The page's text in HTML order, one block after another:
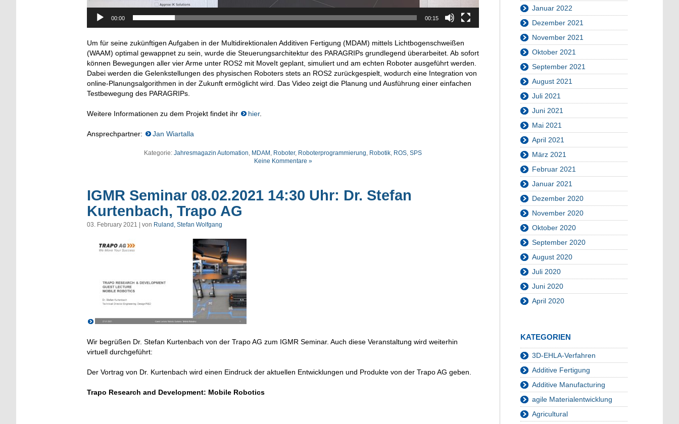
00:00 00:15
Um für seine zukünftigen Aufgaben in der Multidirektionalen Additiven Fertigung (MDAM) mittels Lichtbogenschweißen
(WAAM) optimal gewappnet zu sein, wurde die Steuerungsarchitektur des PARAGRIPs grundlegend überarbeitet. Ab sofort
können Bewegungen aller vier Arme unter ROS2 mit MoveIt geplant, simuliert und am echten Roboter ausgeführt werden.
Dabei werden die Gelenkstellungen des physischen Roboters stets an ROS2 zurückgespielt, wodurch eine Integration von
online-Planungsalgorithmen in der Zukunft ermöglicht wird. Das Video zeigt die Planung und Ausführung einer einfachen
Testbewegung des PARAGRIPs.
Weitere Informationen zu dem Projekt findet ihr hier.
Ansprechpartner: Jan Wiartalla
Kategorie: Jahresmagazin Automation, MDAM, Roboter, Roboterprogrammierung, Robotik, ROS, SPS
Keine Kommentare »
IGMR Seminar 08.02.2021 14:30 Uhr: Dr. Stefan
Kurtenbach, Trapo AG
03. February 2021 | von Ruland, Stefan Wolfgang
Wir begrüßen Dr. Stefan Kurtenbach von der Trapo AG zum IGMR Seminar. Auch diese Veranstaltung wird weiterhin
virtuell durchgeführt:
Der Vortrag von Dr. Kurtenbach wird einen Eindruck der aktuellen Entwicklungen und Produkte von der Trapo AG geben.
Trapo Research and Development: Mobile Robotics
Januar 2022
Dezember 2021
November 2021
Oktober 2021
September 2021
August 2021
Juli 2021
Juni 2021
Mai 2021
April 2021
März 2021
Februar 2021
Januar 2021
Dezember 2020
November 2020
Oktober 2020
September 2020
August 2020
Juli 2020
Juni 2020
April 2020
KATEGORIEN
3D-EHLA-Verfahren
Additive Fertigung
Additive Manufacturing
agile Materialentwicklung
Agricultural